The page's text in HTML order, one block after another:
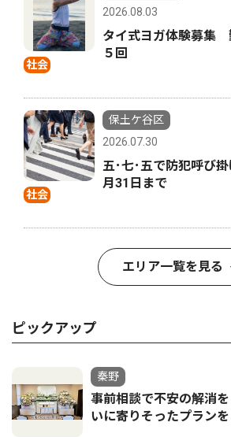
社会
2026.08.03
タイ式ヨガ体験募集
５回
社会
保土ケ谷区
2026.07.30
五･七･五で防犯呼び
月31日まで
エリア一覧を見る
ピックアップ
秦野
事前相談で不安の解
いに寄りそったプラン